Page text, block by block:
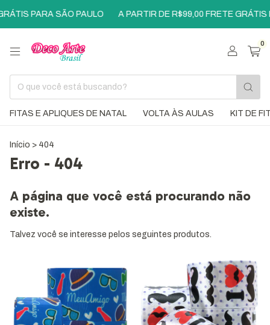
PARA SÃO PAULO A PARTIR DE R$99,00 FRETE GRÁTIS
0
FITAS E APLIQUES DE NATAL VOLTA ÀS AULAS KIT DE
Início > 404
Erro - 404
A página que você está procurando não
existe.
Talvez você se interesse pelos seguintes produtos.